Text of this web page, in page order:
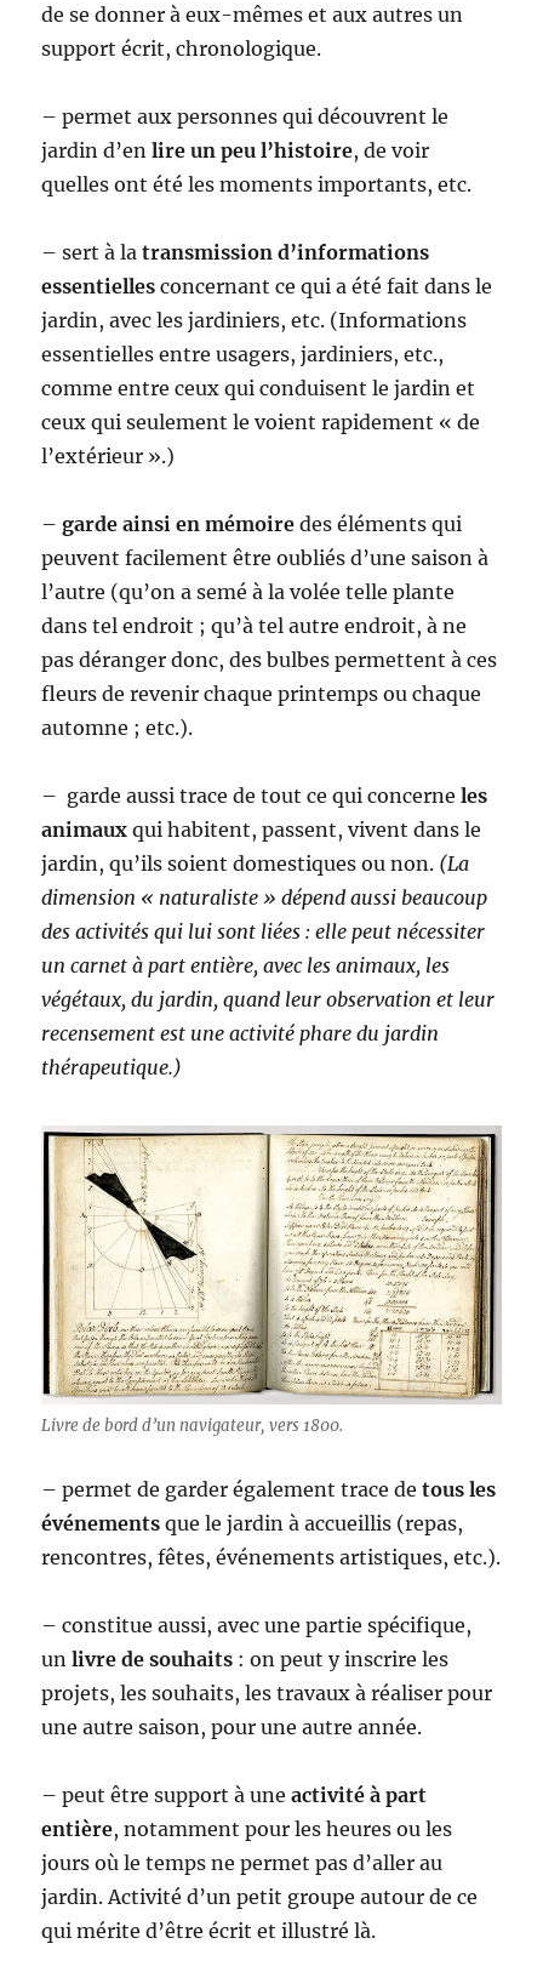
de se donner à eux-mêmes et aux autres un
support écrit, chronologique.
– permet aux personnes qui découvrent le
jardin d’enlire un peu l’histoire, de voir
quelles ont été les moments importants, etc.
– sert à latransmission d’informations
essentielles concernant ce qui a été fait dans le
jardin, avec les jardiniers, etc. (Informations
essentielles entre usagers, jardiniers, etc.,
comme entre ceux qui conduisent le jardin et
ceux qui seulement le voient rapidement « de
l’extérieur ».)
–garde ainsi en mémoire des éléments qui
peuvent facilement être oubliés d’une saison à
l’autre (qu’on a semé à la volée telle plante
dans tel endroit ; qu’à tel autre endroit, à ne
pas déranger donc, des bulbes permettent à ces
fleurs de revenir chaque printemps ou chaque
automne ; etc.).
– garde aussi trace de tout ce qui concerneles
animaux qui habitent, passent, vivent dans le
jardin, qu’ils soient domestiques ou non. (La
dimension « naturaliste » dépend aussi beaucoup
des activités qui lui sont liées : elle peut nécessiter
un carnet à part entière, avec les animaux, les
végétaux, du jardin, quand leur observation et leur
recensement est une activité phare du jardin
thérapeutique.)
Livre de bord d’un navigateur, vers 1800.
– permet de garder également trace detous les
événements que le jardin à accueillis (repas,
rencontres, fêtes, événements artistiques, etc.).
– constitue aussi, avec une partie spécifique,
unlivre de souhaits : on peut y inscrire les
projets, les souhaits, les travaux à réaliser pour
une autre saison, pour une autre année.
– peut être support à uneactivité à part
entière, notamment pour les heures ou les
jours où le temps ne permet pas d’aller au
jardin. Activité d’un petit groupe autour de ce
qui mérite d’être écrit et illustré là.